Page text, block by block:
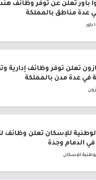
باور تعلن عن توفر وظائف
عدة مناطق بالمملكة
تعلن توفر وظائف إدارية
في عدة مدن بالمملكة
للإسكان تعلن وظائف
الدمام وجدة
للإسكان